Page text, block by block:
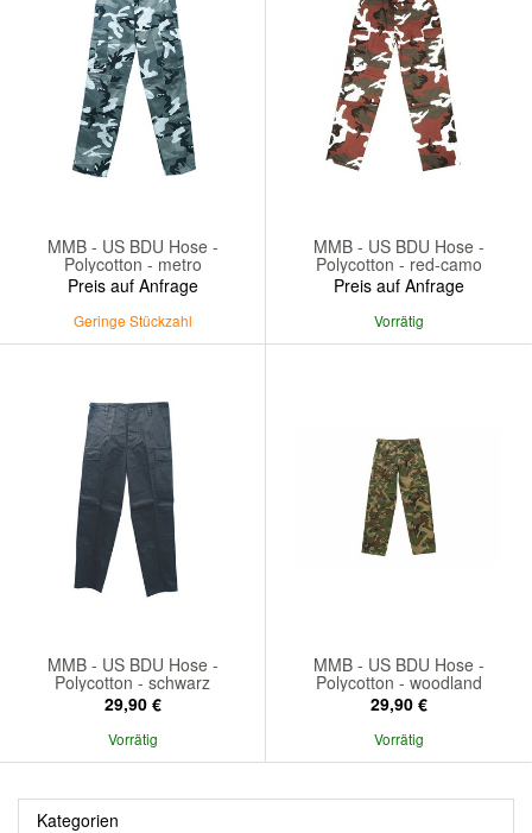
MMB - US BDU Hose -
Polycotton - metro
Preis auf Anfrage
Geringe Stückzahl
MMB - US BDU Hose -
Polycotton - red-camo
Preis auf Anfrage
Vorrätig
MMB - US BDU Hose -
Polycotton - schwarz
29,90 €
Vorrätig
MMB - US BDU Hose -
Polycotton - woodland
29,90 €
Vorrätig
Kategorien